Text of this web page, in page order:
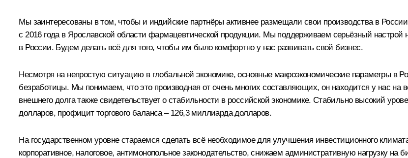
Мы заинтересованы в том, чтобы и индийские партнёры активнее размещали свои производства в
с 2016 года в Ярославской области фармацевтической продукции. Мы поддерживаем серьёзный настрой
в России. Будем делать всё для того, чтобы им было комфортно у нас развивать свой бизнес.
Несмотря на непростую ситуацию в глобальной экономике, основные макроэкономические параметры в
безработицы. Мы понимаем, что это производная от очень многих составляющих, он находится у нас на
внешнего долга также свидетельствует о стабильности в российской экономике. Стабильно высокий
долларов, профицит торгового баланса – 126,3 миллиарда долларов.
На государственном уровне стараемся сделать всё необходимое для улучшения инвестиционного
корпоративное, налоговое, антимонопольное законодательство, снижаем административную нагрузку на